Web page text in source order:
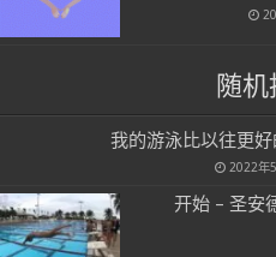
随
我的游泳比以往更
2022年
开始 – 圣安